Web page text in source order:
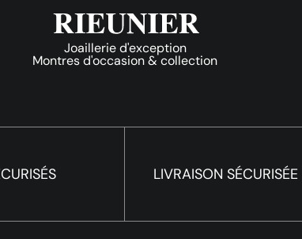
Joaillerie d'exception
Montres d'occasion & collection
LIVRAISON